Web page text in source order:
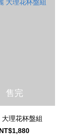
售完
大理花杯盤組
NT$1,880